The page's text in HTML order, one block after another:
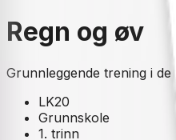
Regn og øv
Grunnleggende trening i
LK20
Grunnskole
1. trinn